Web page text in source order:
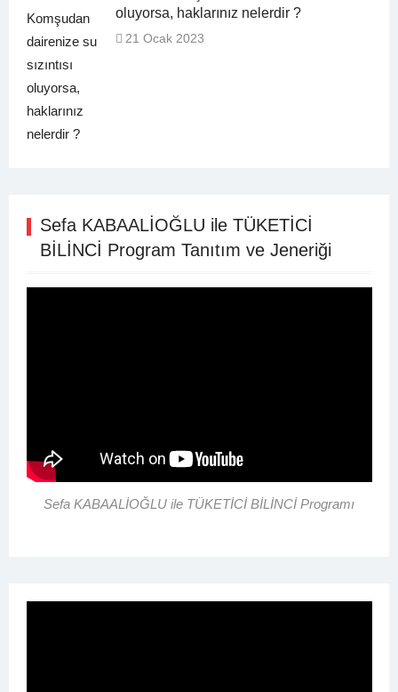
oluyorsa, haklarınız nelerdir ?
21 Ocak 2023
Sefa KABAALİOĞLU ile TÜKETİCİ
BİLİNCİ Program Tanıtım ve Jeneriği
Sefa KABAALİOĞLU ile TÜKETİCİ BİLİNCİ Programı